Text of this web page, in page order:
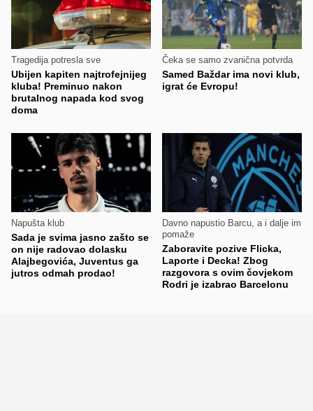
Tragedija potresla sve
Ubijen kapiten najtrofejnijeg
kluba! Preminuo nakon
brutalnog napada kod svog
doma
Čeka se samo zvanična potvrda
Samed Baždar ima novi klub,
igrat će Evropu!
Napušta klub
Sada je svima jasno zašto se
on nije radovao dolasku
Alajbegovića, Juventus ga
jutros odmah prodao!
Davno napustio Barcu, a i dalje im
pomaže
Zaboravite pozive Flicka,
Laporte i Decka! Zbog
razgovora s ovim čovjekom
Rodri je izabrao Barcelonu